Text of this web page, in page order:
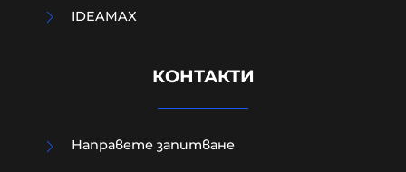
IDEAMAX
КОНТАКТИ
Направете запитване